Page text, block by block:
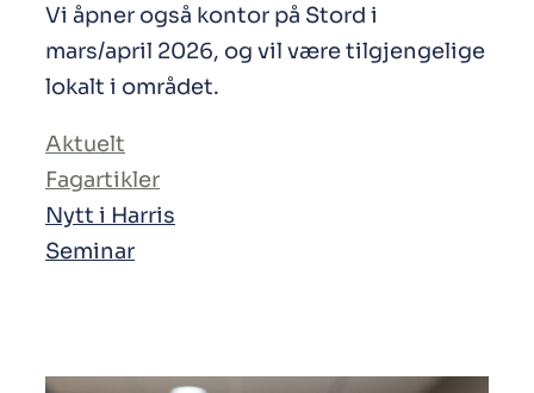
Vi åpner også kontor på Stord i
mars/april 2026, og vil være tilgjengelige
lokalt i området.
Aktuelt
Fagartikler
Nytt i Harris
Seminar